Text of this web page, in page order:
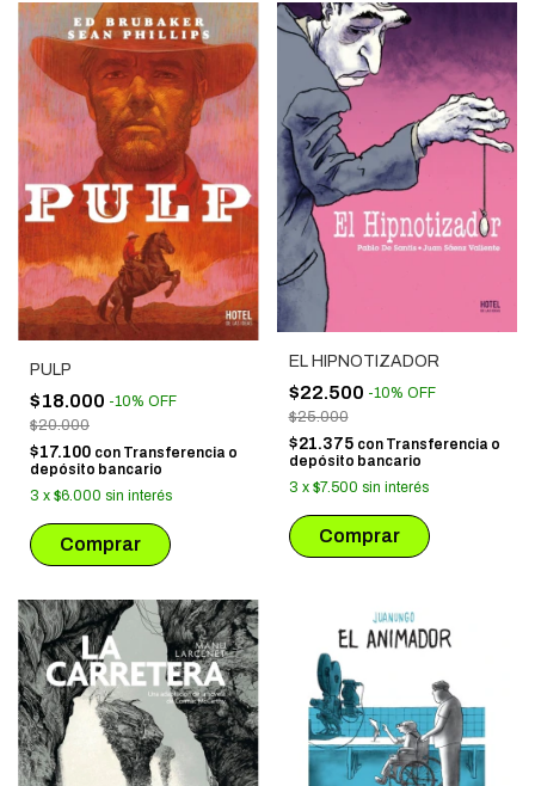
PULP
$18.000 -10% OFF
$20.000
$17.100 con Transferencia o
depósito bancario
3 x $6.000 sin interés
EL HIPNOTIZADOR
$22.500 -10% OFF
$25.000
$21.375 con Transferencia o
depósito bancario
3 x $7.500 sin interés